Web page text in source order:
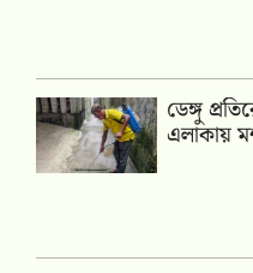
ডেঙ্গু
এলাকায়